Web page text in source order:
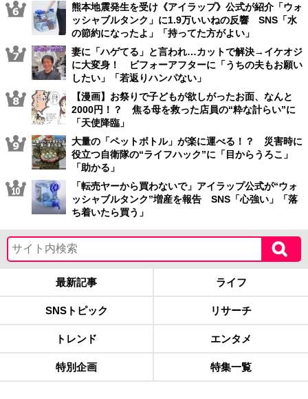
熊本地震発生を受け《アイラップ》公式が紹介「ウォ
ッシャブルタンク」に1.9万いいねの反響 SNS「水
の節約になったよ」「持ってた方がよい」
妻に「ハゲてる」と言われ…カットで解決→イケオジ
に大変身！ ビフォーアフターに「うちの夫もお願い
したい」「若返りハンパない」
【漫画】お祭りで子どもが欲しがったお面、なんと
2000円！？ 焦る母を救った店員の“粋な計らい”に
「天使降臨」
大量の「ペットボトル」が楽に運べる！？ 災害時に
役立つ自衛隊の“ライフハック”に「目からうろこ」
「助かる」
「転売ヤーから買わないで」アイラップ公式が“ウォ
ッシャブルタンク”増産を報告 SNS「心強い」「落
ち着いたら買う」
最新記事 ライフ
SNSトピック リサーチ
トレンド エンタメ
特別企画 特集一覧